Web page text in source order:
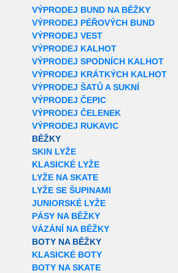
VÝPRODEJ BUND NA BĚŽKY
VÝPRODEJ PÉŘOVÝCH BUND
VÝPRODEJ VEST
VÝPRODEJ KALHOT
VÝPRODEJ SPODNÍCH KALHOT
VÝPRODEJ KRÁTKÝCH KALHOT
VÝPRODEJ ŠATŮ A SUKNÍ
VÝPRODEJ ČEPIC
VÝPRODEJ ČELENEK
VÝPRODEJ RUKAVIC
BĚŽKY
SKIN LYŽE
KLASICKÉ LYŽE
LYŽE NA SKATE
LYŽE SE ŠUPINAMI
JUNIORSKÉ LYŽE
PÁSY NA BĚŽKY
VÁZÁNÍ NA BĚŽKY
BOTY NA BĚŽKY
KLASICKÉ BOTY
BOTY NA SKATE